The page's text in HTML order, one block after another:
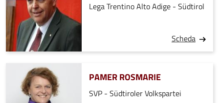
Lega Trentino Alto Adige - Südtirol
Scheda
PAMER ROSMARIE
SVP - Südtiroler Volkspartei